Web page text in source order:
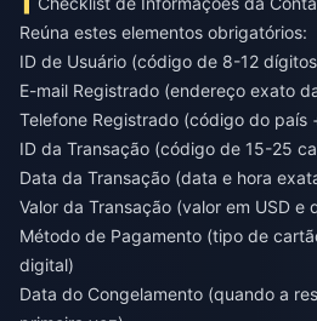
Reúna estes elementos obrigatórios:
ID de Usuário (código de 8-12
E-mail Registrado (endereço exato
Telefone Registrado (código do país
ID da Transação (código de 15-25
Data da Transação (data e hora
Valor da Transação (valor em USD
Método de Pagamento (tipo de
digital)
Data do Congelamento (quando a